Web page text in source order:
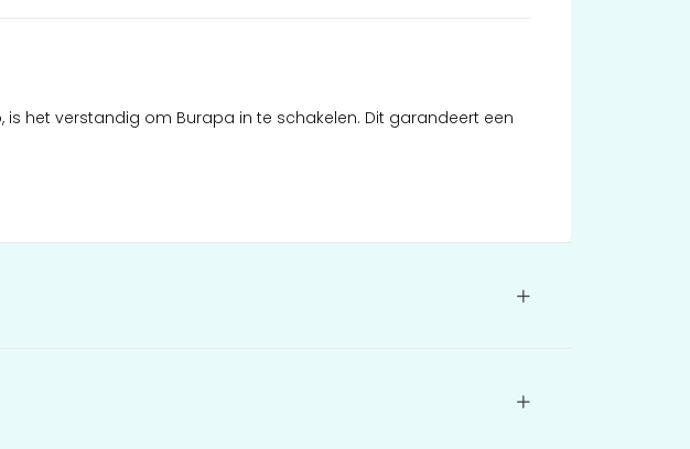
het verstandig om Burapa in te schakelen. Dit garandeert een